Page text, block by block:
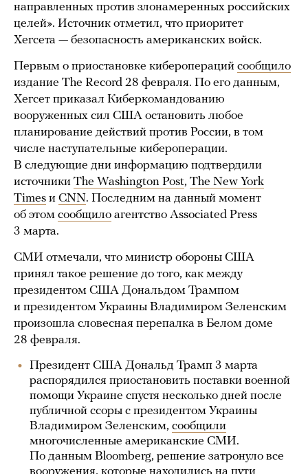
направленных против злонамеренных российских
целей». Источник отметил, что приоритет
Хегсета — безопасность американских войск.
Первым о приостановке киберопераций сообщило
издание The Record 28 февраля. По его данным,
Хегсет приказал Киберкомандованию
вооруженных сил США остановить любое
планирование действий против России, в том
числе наступательные кибероперации.
В следующие дни информацию подтвердили
источники The Washington Post, The New York
Times и CNN. Последним на данный момент
об этом сообщило агентство Associated Press
3 марта.
СМИ отмечали, что министр обороны США
принял такое решение до того, как между
президентом США Дональдом Трампом
и президентом Украины Владимиром Зеленским
произошла словесная перепалка в Белом доме
28 февраля.
Президент США Дональд Трамп 3 марта
распорядился приостановить поставки военной
помощи Украине спустя несколько дней после
публичной ссоры с президентом Украины
Владимиром Зеленским, сообщили
многочисленные американские СМИ.
По данным Bloomberg, решение затронуло все